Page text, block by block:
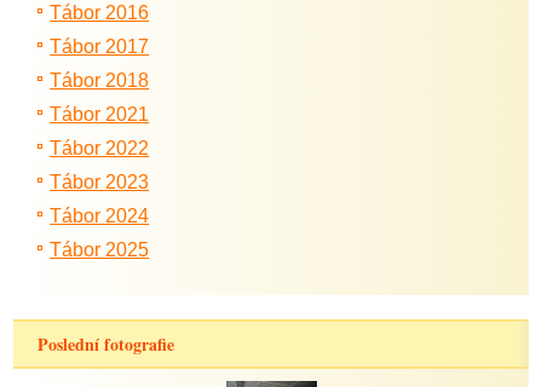
Tábor 2016
Tábor 2017
Tábor 2018
Tábor 2021
Tábor 2022
Tábor 2023
Tábor 2024
Tábor 2025
Poslední fotografie